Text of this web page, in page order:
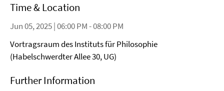
Time & Location
Jun 05, 2025 | 06:00 PM - 08:00 PM
Vortragsraum des Instituts für Philosophie
(Habelschwerdter Allee 30, UG)
Further Information